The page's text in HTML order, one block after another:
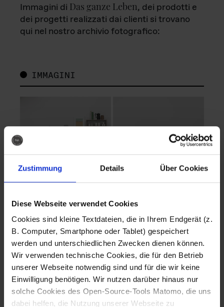
Zustimmung Details Über Cookies
Diese Webseite verwendet Cookies
Cookies sind kleine Textdateien, die in Ihrem Endgerät (z.
B. Computer, Smartphone oder Tablet) gespeichert
werden und unterschiedlichen Zwecken dienen können.
Wir verwenden technische Cookies, die für den Betrieb
unserer Webseite notwendig sind und für die wir keine
Einwilligung benötigen. Wir nutzen darüber hinaus nur
solche Cookies des Open-Source-Tools Matomo, die uns
dabei helfen, die Nutzung unserer Webseite zu
Immagini di Das ganze Leben, dei prodotti e
dei progetti realizzati dai clienti si trovano
qui nel nostro archivio fotografico:
IMMAGINI
Fotografo: Lorenz
Sternbach
Download
Fotografo: Lorenz
Sternbach
Download